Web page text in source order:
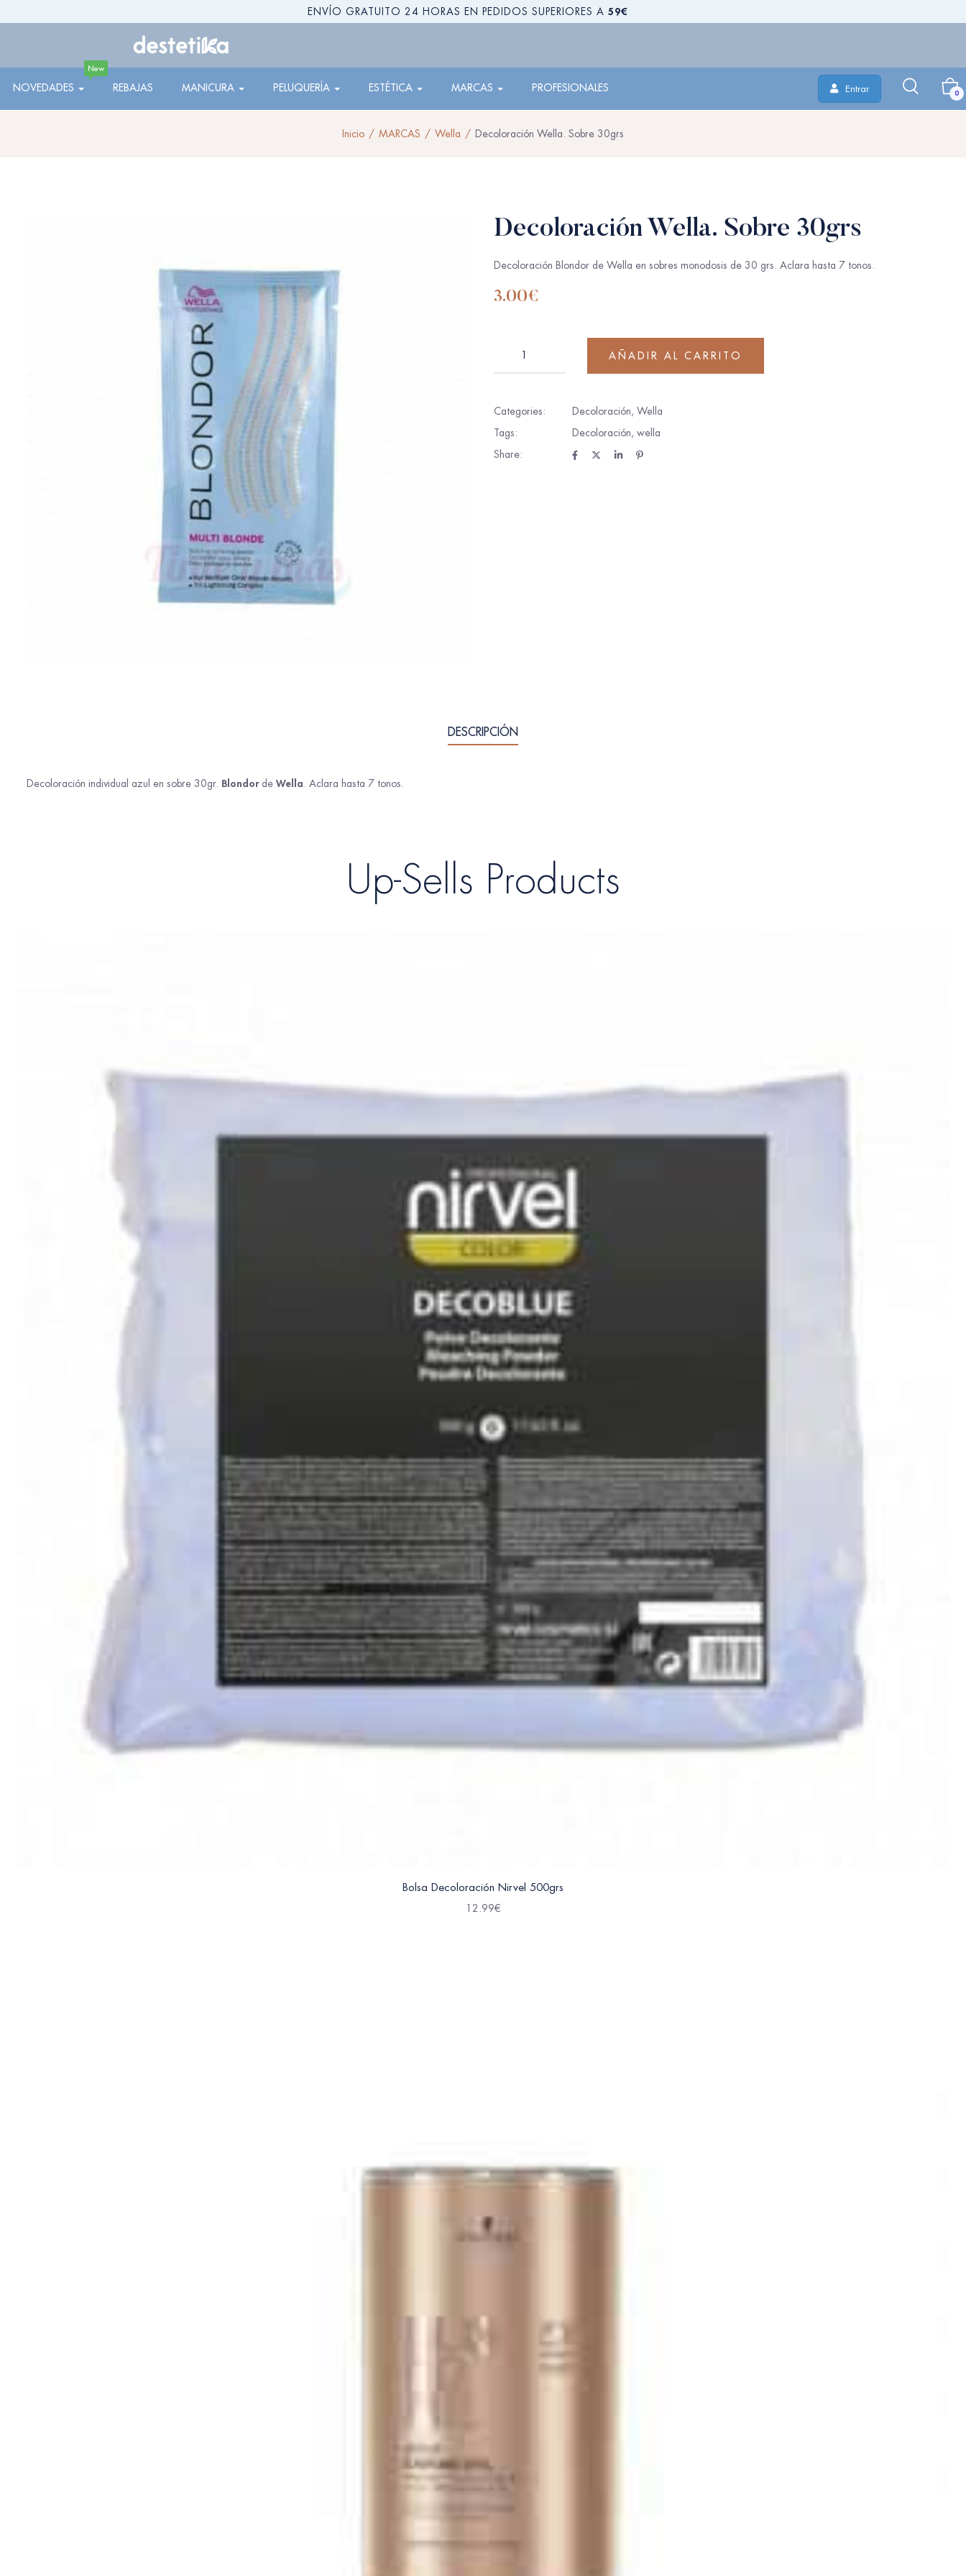
ENVÍO GRATUITO 24 HORAS EN PEDIDOS SUPERIORES A 59€
NOVEDADES
New
REBAJAS MANICURA PELUQUERÍA ESTÉTICA MARCAS PROFESIONALES Entrar 0
Inicio MARCAS Wella Decoloración Wella. Sobre 30grs
Decoloración Wella. Sobre 30grs
Decoloración Blondor de Wella en sobres monodosis de 30 grs. Aclara hasta 7 tonos.
3.00€
AÑADIR AL CARRITO
Categories: Decoloración, Wella
Tags:
Decoloración, wella
Share:
DESCRIPCIÓN
Decoloración individual azul en sobre 30gr. Blondorde Wella. Aclara hasta 7 tonos.
Up-Sells Products
Bolsa Decoloración Nirvel 500grs
12.99€